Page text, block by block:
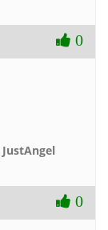
0
JustAngel
0